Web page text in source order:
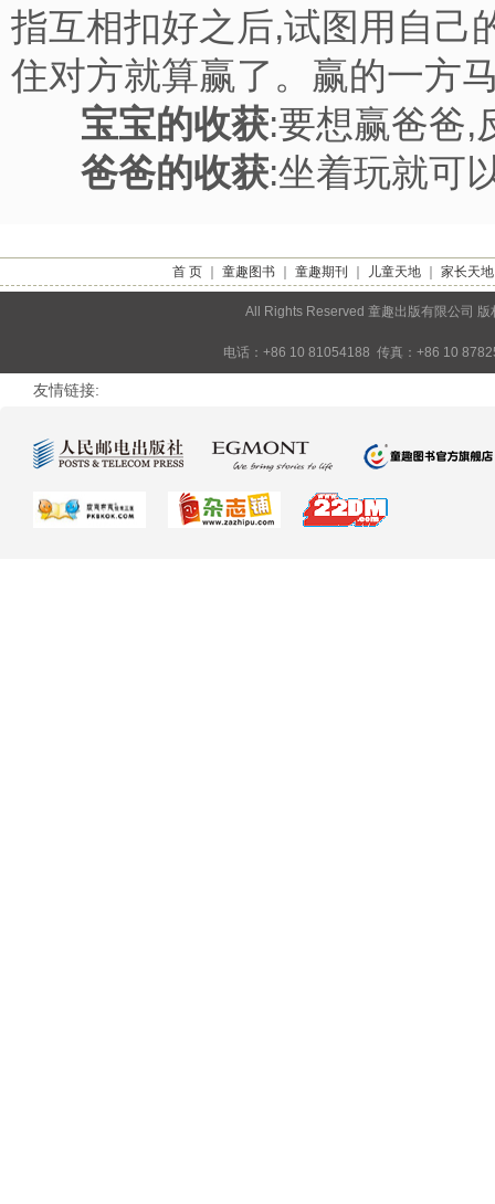
指互相扣好之后,试图用自己
住对方就算赢了。赢的一
宝宝的收获:要想赢爸
爸爸的收获:坐着玩就可
首 页｜ 童趣图书｜ 童趣期刊 儿童天地｜ 家长天地
All Rights Reserved 童趣出版有限公司
电话：+86 10 81054188 传真：+86 10
友情链接: